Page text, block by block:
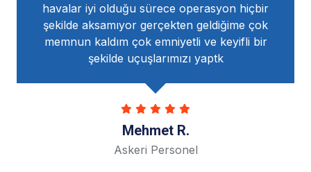
sürece operasyon hiçbir
gerçekten geldiğime çok
çok emniyetli ve keyifli bir
uçuşlarımızı yaptk
bitirdik iznim
çok yardımcı